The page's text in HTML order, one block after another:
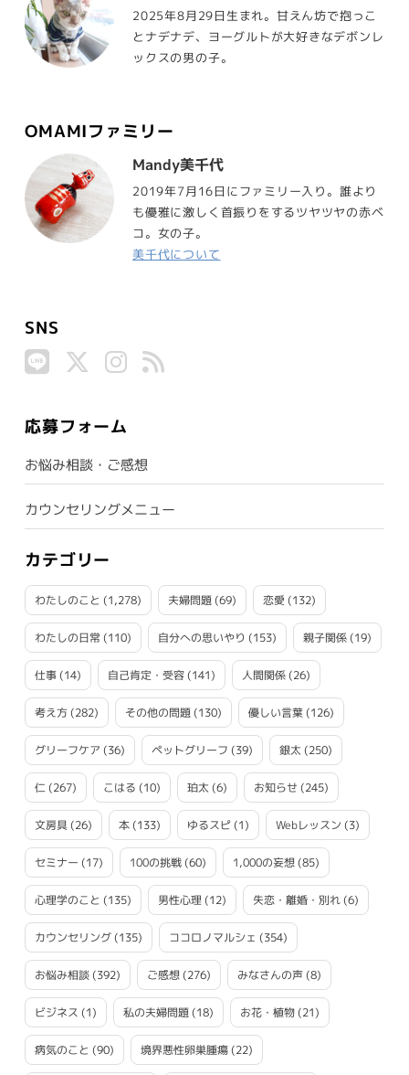
2025年8月29日生まれ。甘えん坊で抱っこ
とナデナデ、ヨーグルトが大好きなデボンレ
ックスの男の子。
OMAMIファミリー
Mandy美千代
2019年7月16日にファミリー入り。誰より
も優雅に激しく首振りをするツヤツヤの赤ベ
コ。女の子。
美千代について
SNS
応募フォーム
お悩み相談・ご感想
カウンセリングメニュー
カテゴリー
わたしのこと (1,278) 夫婦問題(69) 恋愛 (132)
わたしの日常(110) 自分への思いやり (153) 親子関係(19)
仕事(14) 自己肯定・受容(141) 人間関係(26)
考え方(282) その他の問題(130) 優しい言葉(126)
グリーフケア (36) ペットグリーフ (39) 銀太 (250)
仁(267) こはる (10) 珀太 (6) お知らせ (245)
文房具(26) 本(133) ゆるスピ(1) Webレッスン (3)
セミナー (17) 100の挑戦(60) 1,000の妄想(85)
心理学のこと (135) 男性心理(12) 失恋・離婚・別れ(6)
カウンセリング(135) ココロノマルシェ (354)
お悩み相談(392) ご感想(276) みなさんの声(8)
ビジネス (1) 私の夫婦問題(18) お花・植物(21)
病気のこと (90) 境界悪性卵巣腫瘍(22)